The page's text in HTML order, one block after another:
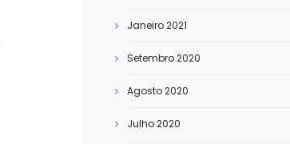
Janeiro 2021
Setembro 2020
Agosto 2020
Julho 2020